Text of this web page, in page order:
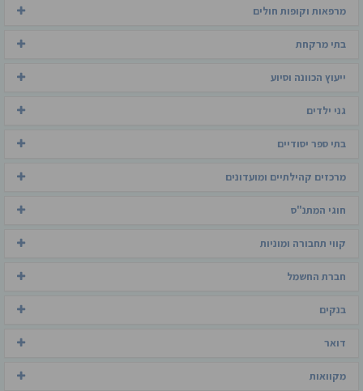
מרפאות וקופות חולים
בתי מרקחת
ייעוץ הכוונה וסיוע
גני ילדים
בתי ספר יסודיים
מרכזים קהילתיים ומועדונים
חוגי המתנ"ס
קווי תחבורה ומוניות
חברת החשמל
בנקים
דואר
מקוואות